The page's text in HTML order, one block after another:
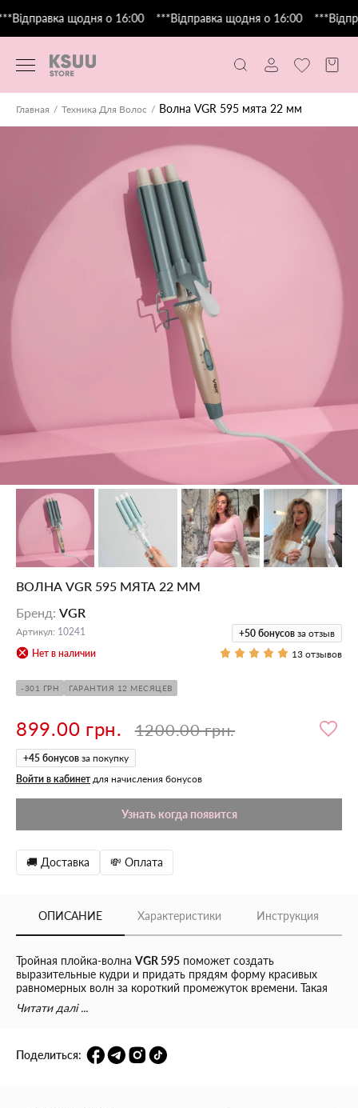
щодня о 16:00 ***Відправка щодня о 16:00
Главная Техника Для Волос Волна VGR 595 мята 22 мм
ВОЛНА VGR 595 МЯТА 22 ММ
Бренд: VGR
Артикул: 10241
Нет в наличии
+50 бонусов за отзыв
13 отзывов
-301 ГРН ГАРАНТИЯ 12 МЕСЯЦЕВ
899.00 грн. 1200.00 грн.
+45 бонусов за покупку
Войти в кабинет для начисления бонусов
Узнать когда появится
🚚 Доставка 💸 Оплата
ОПИСАНИЕ Характеристики Инструкция
Тройная плойка-волна VGR 595 поможет создать
выразительные кудри и придать прядям форму красивых
равномерных волн за короткий промежуток времени. Такая
укладка выглядит удачно и стильно как на длинных, так и на
коротких волосах.
Плойка для волн подходит для домашнего и
профессионального стайлинга. С ее помощью вы сможете
Читати далі ...
Поделиться: